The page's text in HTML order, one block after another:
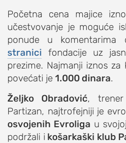
studenti
organizacije
konkursi
fakulteti
studentski život
zdravlje
it
kolumna
sdl podkast
Početna cena majice
učestvovanje je moguće
ponude u komentarima
stranici fondacije uz
prezime. Najmanji iznos
povećati je 1.000 dinara.
Željko Obradović, trener
Partizan, najtrofejniji je
osvojenih Evroliga u
podržali i košarkaški klub